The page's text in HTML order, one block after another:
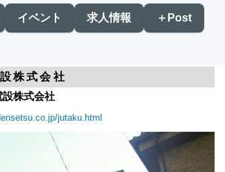
イベント 求人情報 ＋Post
株式会社
設株式会社
jutaku.html